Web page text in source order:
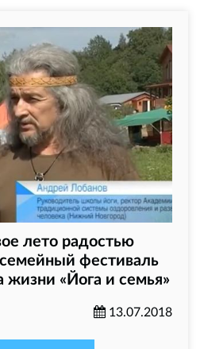
лето радостью
фестиваль
жизни «Йога и семья»
13.07.2018